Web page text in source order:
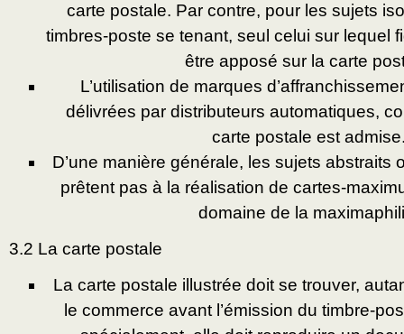
carte postale. Par contre, pour les sujets
timbres-poste se tenant, seul celui sur lequel
être apposé sur la carte
L’utilisation de marques
délivrées par distributeurs automatiques,
carte postale est
D’une manière générale, les sujets abstraits
prêtent pas à la réalisation de cartes-
domaine de la
3.2 La carte postale
La carte postale illustrée doit se trouver,
le commerce avant l’émission du timbre-